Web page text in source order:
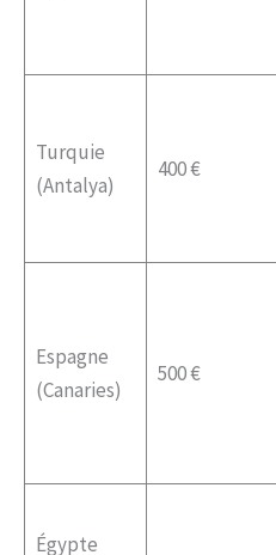
Turquie
(Antalya)
400 €
Espagne
(Canaries)
500 €
Égypte